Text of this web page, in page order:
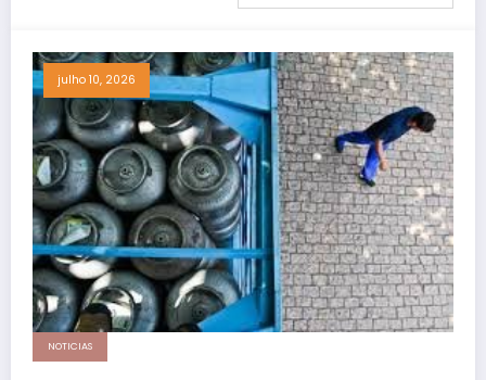
julho 10, 2026
NOTICIAS